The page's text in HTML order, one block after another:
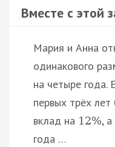
Вместе с этой
Мария и Анна
одинакового
на четыре года.
первых трёх
вклад на 12%,
года …